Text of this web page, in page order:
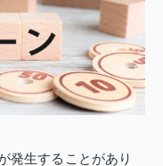
発生することがあり